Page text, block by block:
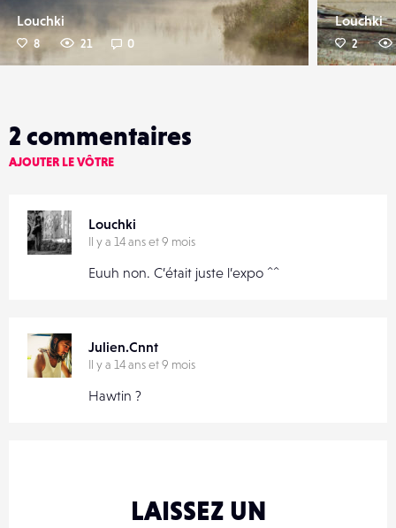
Louchki
8 21 0
Louchki
2
2 commentaires
AJOUTER LE VÔTRE
Louchki
Il y a 14 ans et 9 mois
Euuh non. C’était juste l’expo ^^
Julien.Cnnt
Il y a 14 ans et 9 mois
Hawtin ?
LAISSEZ UN